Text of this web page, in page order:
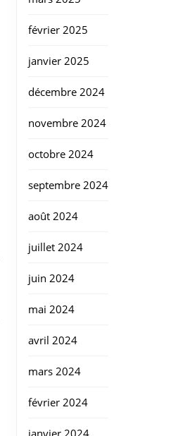
février 2025
janvier 2025
décembre 2024
novembre 2024
octobre 2024
septembre 2024
août 2024
juillet 2024
juin 2024
mai 2024
avril 2024
mars 2024
février 2024
janvier 2024